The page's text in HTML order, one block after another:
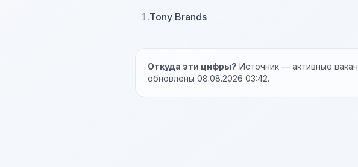
1.Tony Brands
Откуда эти цифры? Источник — активные
обновлены 08.08.2026 03:42.